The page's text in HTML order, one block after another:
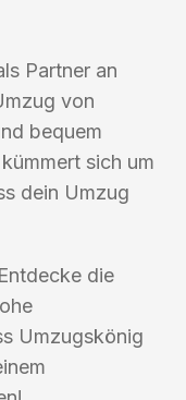
Partner an
von
bequem
sich um
dein Umzug
die
Umzugskönig